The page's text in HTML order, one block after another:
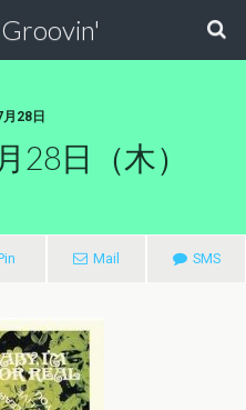
28日
日（木）
Mail SMS